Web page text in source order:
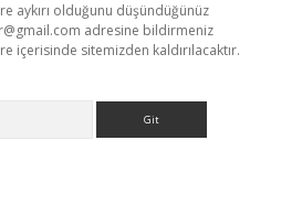
aykırı olduğunu düşündüğünüz
adresine bildirmeniz
içerisinde sitemizden kaldırılacaktır.